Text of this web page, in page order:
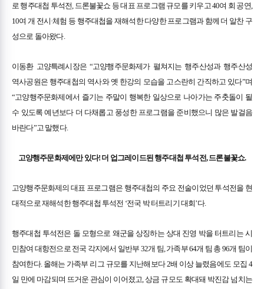
로 행주대첩 투석전, 드론불꽃쇼 등 대표 프로그램 규모를 키우고 40여 회 공연,
10여 개 전시·체험 등 행주대첩을 재해석한 다양한 프로그램과 함께 더 알찬 구
성으로 돌아왔다.
이동환 고양특례시장은 “고양행주문화제가 펼쳐지는 행주산성과 행주산성
역사공원은 행주대첩의 역사와 옛 한강의 모습을 고스란히 간직하고 있다”며
“고양행주문화제에서 즐기는 주말이 행복한 일상으로 나아가는 주춧돌이 될
수 있도록 예년보다 더 다채롭고 풍성한 프로그램을 준비했으니 많은 발걸음
바란다”고 말했다.
고양행주문화제에만 있다! 더 업그레이드된 행주대첩 투석전, 드론불꽃쇼.
고양행주문화제의 대표 프로그램은 행주대첩의 주요 전술이었던 투석전을 현
대적으로 재해석한 행주대첩 투석전 ‘전국 박 터트리기 대회’다.
행주대첩 투석전은 돌 모형으로 왜군을 상징하는 상대 진영 박을 터트리는 시
민참여 대항전으로 전국 각지에서 일반부 32개 팀, 가족부 64개 팀 총 96개 팀이
참여한다. 올해는 가족부 리그 규모를 지난해보다 2배 이상 늘렸음에도 모집 4
일 만에 마감되며 뜨거운 관심이 이어졌고, 상금 규모도 확대돼 박진감 넘치는